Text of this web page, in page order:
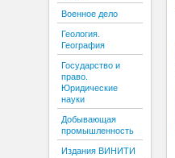
Военное дело
Геология.
География
Государство и
право.
Юридические
науки
Добывающая
промышленность
Издания ВИНИТИ